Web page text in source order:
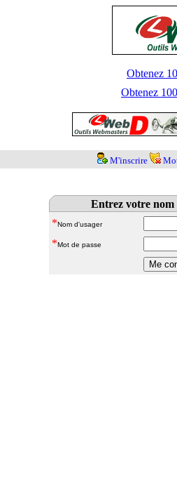
Obtenez
Obtenez
M'inscrire
Entrez votre nom
*Nom d'usager
*Mot de passe